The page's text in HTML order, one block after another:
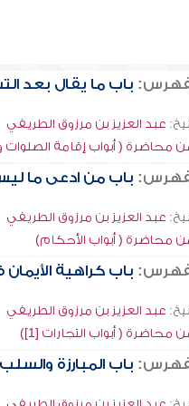
باب ما يقال بعد
عبد العزيز بن مرزوق الطريفي
محاضرة ( أبواب إقامة الصلوات
باب من ادعى ما
عبد العزيز بن مرزوق الطريفي
محاضرة ( أبواب الأحكام)
باب كراهية الأيمان
عبد العزيز بن مرزوق الطريفي
محاضرة ( أبواب التجارات [1])
باب المبارزة والسلب